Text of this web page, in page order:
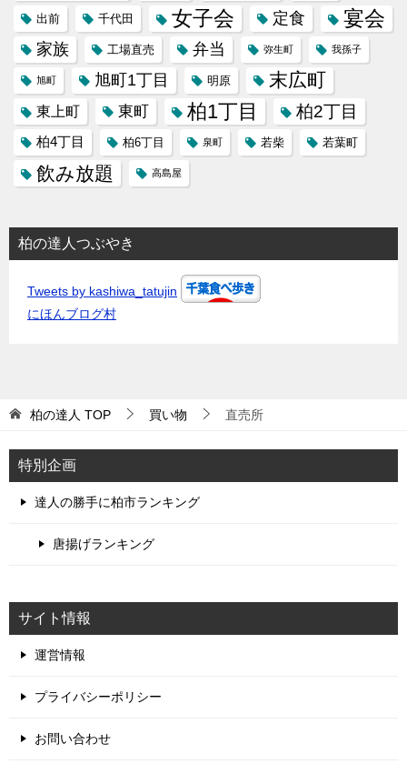
出前 千代田 女子会 定食 宴会
家族 工場直売 弁当 弥生町 我孫子
旭町 旭町1丁目 明原 末広町
東上町 東町 柏1丁目 柏2丁目
柏4丁目 柏6丁目 泉町 若柴 若葉町
飲み放題 高島屋
柏の達人つぶやき
Tweets by kashiwa_tatujin
にほんブログ村
柏の達人 TOP 買い物 直売所
特別企画
達人の勝手に柏市ランキング
唐揚げランキング
サイト情報
運営情報
プライバシーポリシー
お問い合わせ